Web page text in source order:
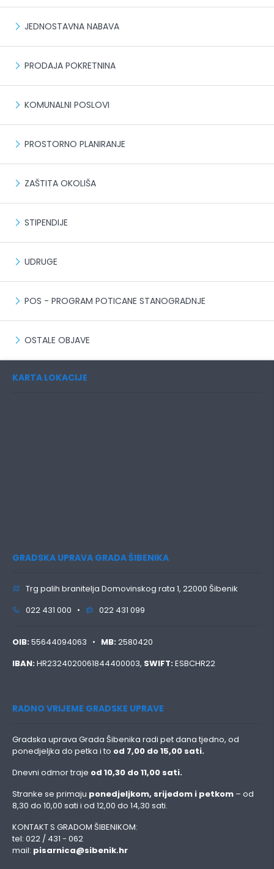
JEDNOSTAVNA NABAVA
PRODAJA POKRETNINA
KOMUNALNI POSLOVI
PROSTORNO PLANIRANJE
ZAŠTITA OKOLIŠA
STIPENDIJE
UDRUGE
POS - PROGRAM POTICANE STANOGRADNJE
OSTALE OBJAVE
KARTA LOKACIJE
GRADSKA UPRAVA GRADA ŠIBENIKA
Trg palih branitelja Domovinskog rata 1, 22000 Šibenik
022 431 000 •
022 431 099
OIB:55644094063 • MB:2580420
IBAN:HR2324020061844400003, SWIFT:ESBCHR22
RADNO VRIJEME GRADSKE UPRAVE
Gradska uprava Grada Šibenika radi pet dana tjedno, od
ponedjeljka do petka i to od 7,00 do 15,00 sati.
Dnevni odmor traje od 10,30 do 11,00 sati.
Stranke se primaju ponedjeljkom, srijedom i petkom – od
8,30 do 10,00 sati i od 12,00 do 14,30 sati.
KONTAKT S GRADOM ŠIBENIKOM:
tel: 022 / 431 - 062
mail: pisarnica@sibenik.hr